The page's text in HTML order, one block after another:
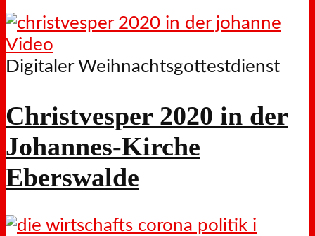
Video
Digitaler Weihnachtsgottestdienst
Christvesper 2020 in der
Johannes-Kirche
Eberswalde